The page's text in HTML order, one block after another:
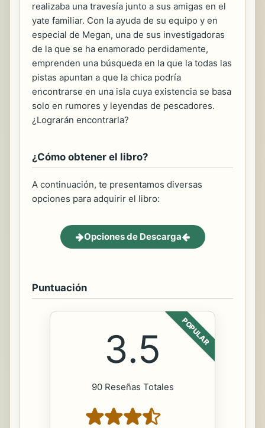
realizaba una travesía junto a sus amigas en el
yate familiar. Con la ayuda de su equipo y en
especial de Megan, una de sus investigadoras
de la que se ha enamorado perdidamente,
emprenden una búsqueda en la que la todas las
pistas apuntan a que la chica podría
encontrarse en una isla cuya existencia se basa
solo en rumores y leyendas de pescadores.
¿Lograrán encontrarla?
¿Cómo obtener el libro?
A continuación, te presentamos diversas
opciones para adquirir el libro:
Opciones de Descarga
Puntuación
POPULAR
3.5
90 Reseñas Totales